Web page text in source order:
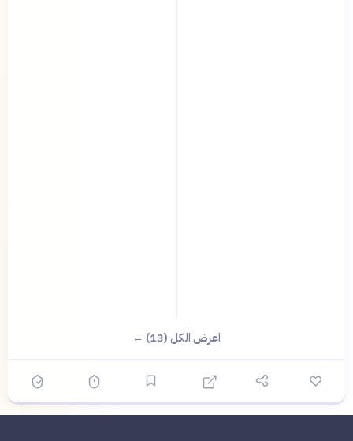
اعرض الكل (13) ←